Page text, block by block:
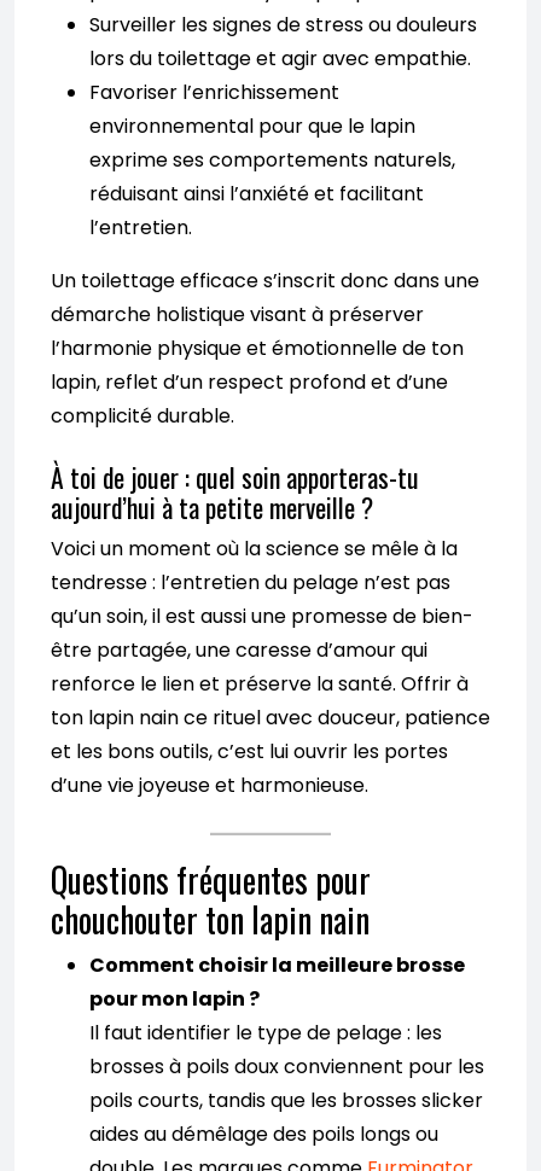
Surveiller les signes de stress ou douleurs
lors du toilettage et agir avec empathie.
Favoriser l’enrichissement
environnemental pour que le lapin
exprime ses comportements naturels,
réduisant ainsi l’anxiété et facilitant
l’entretien.
Un toilettage efficace s’inscrit donc dans une
démarche holistique visant à préserver
l’harmonie physique et émotionnelle de ton
lapin, reflet d’un respect profond et d’une
complicité durable.
À toi de jouer : quel soin apporteras-tu
aujourd’hui à ta petite merveille ?
Voici un moment où la science se mêle à la
tendresse : l’entretien du pelage n’est pas
qu’un soin, il est aussi une promesse de bien-
être partagée, une caresse d’amour qui
renforce le lien et préserve la santé. Offrir à
ton lapin nain ce rituel avec douceur, patience
et les bons outils, c’est lui ouvrir les portes
d’une vie joyeuse et harmonieuse.
Questions fréquentes pour
chouchouter ton lapin nain
Comment choisir la meilleure brosse
pour mon lapin ?
Il faut identifier le type de pelage : les
brosses à poils doux conviennent pour les
poils courts, tandis que les brosses slicker
aides au démêlage des poils longs ou